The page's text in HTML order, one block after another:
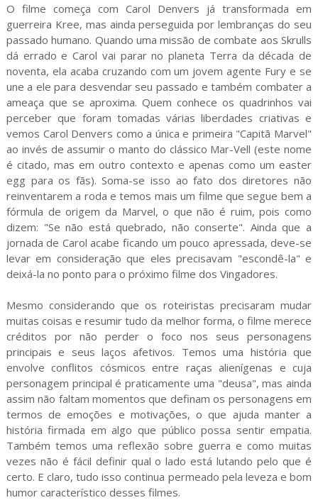
O filme começa com Carol Denvers já transformada em
guerreira Kree, mas ainda perseguida por lembranças do seu
passado humano. Quando uma missão de combate aos Skrulls
dá errado e Carol vai parar no planeta Terra da década de
noventa, ela acaba cruzando com um jovem agente Fury e se
une a ele para desvendar seu passado e também combater a
ameaça que se aproxima. Quem conhece os quadrinhos vai
perceber que foram tomadas várias liberdades criativas e
vemos Carol Denvers como a única e primeira "Capitã Marvel"
ao invés de assumir o manto do clássico Mar-Vell (este nome
é citado, mas em outro contexto e apenas como um easter
egg para os fãs). Soma-se isso ao fato dos diretores não
reinventarem a roda e temos mais um filme que segue bem a
fórmula de origem da Marvel, o que não é ruim, pois como
dizem: "Se não está quebrado, não conserte". Ainda que a
jornada de Carol acabe ficando um pouco apressada, deve-se
levar em consideração que eles precisavam "escondê-la" e
deixá-la no ponto para o próximo filme dos Vingadores.
Mesmo considerando que os roteiristas precisaram mudar
muitas coisas e resumir tudo da melhor forma, o filme merece
créditos por não perder o foco nos seus personagens
principais e seus laços afetivos. Temos uma história que
envolve conflitos cósmicos entre raças alienígenas e cuja
personagem principal é praticamente uma "deusa", mas ainda
assim não faltam momentos que definam os personagens em
termos de emoções e motivações, o que ajuda manter a
história firmada em algo que público possa sentir empatia.
Também temos uma reflexão sobre guerra e como muitas
vezes não é fácil definir qual o lado está lutando pelo que é
certo. E claro, tudo isso continua permeado pela leveza e bom
humor característico desses filmes.